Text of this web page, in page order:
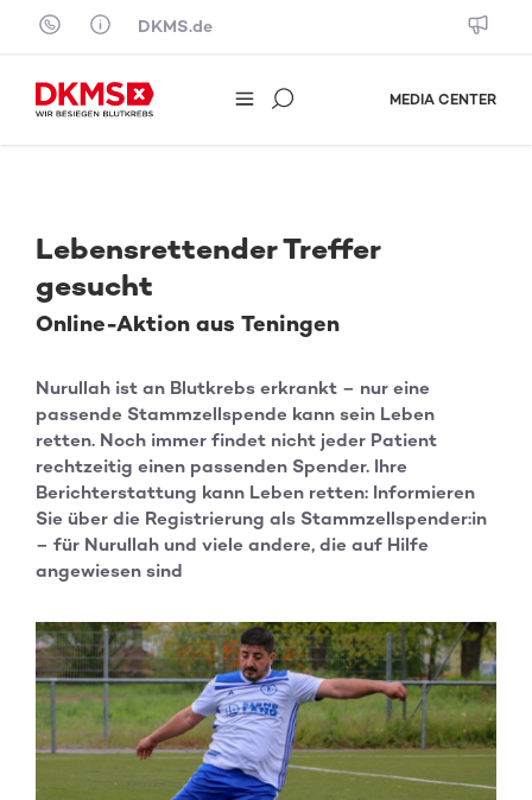
Skip to content
DKMS.de
MEDIA CENTER
Lebensrettender Treffer
gesucht
Online-Aktion aus Teningen
Nurullah ist an Blutkrebs erkrankt – nur eine
passende Stammzellspende kann sein Leben
retten. Noch immer findet nicht jeder Patient
rechtzeitig einen passenden Spender. Ihre
Berichterstattung kann Leben retten: Informieren
Sie über die Registrierung als Stammzellspender:in
– für Nurullah und viele andere, die auf Hilfe
angewiesen sind